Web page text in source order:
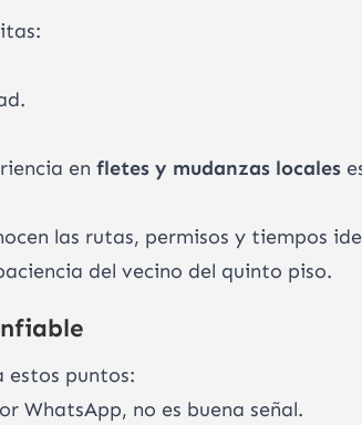
en fletes y mudanzas locales
las rutas, permisos y tiempos
del vecino del quinto piso.
estos puntos:
WhatsApp, no es buena señal.